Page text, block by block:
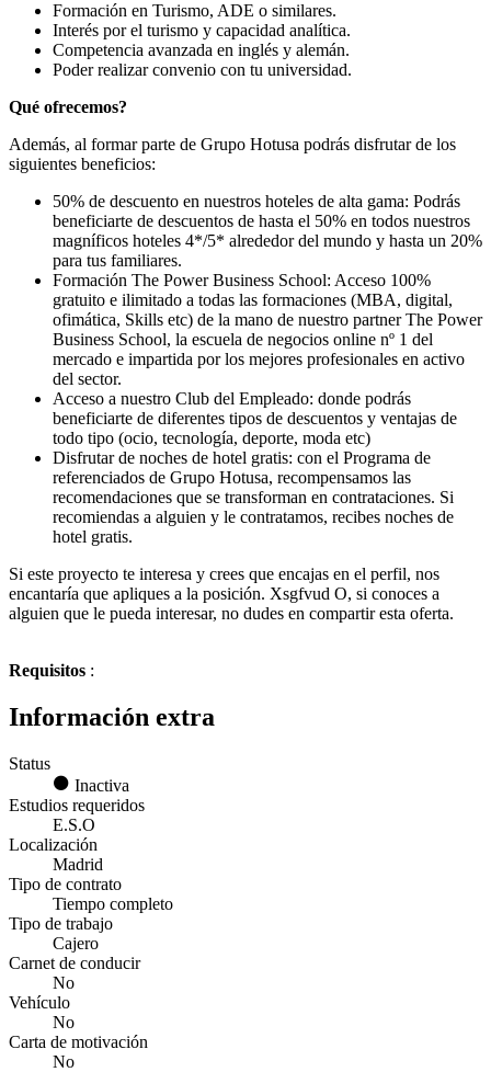
Formación en Turismo, ADE o similares.
Interés por el turismo y capacidad analítica.
Competencia avanzada en inglés y alemán.
Poder realizar convenio con tu universidad.
Qué ofrecemos?
Además, al formar parte de Grupo Hotusa podrás disfrutar de los
siguientes beneficios:
50% de descuento en nuestros hoteles de alta gama: Podrás
beneficiarte de descuentos de hasta el 50% en todos nuestros
magníficos hoteles 4*/5* alrededor del mundo y hasta un 20%
para tus familiares.
Formación The Power Business School: Acceso 100%
gratuito e ilimitado a todas las formaciones (MBA, digital,
ofimática, Skills etc) de la mano de nuestro partner The Power
Business School, la escuela de negocios online nº 1 del
mercado e impartida por los mejores profesionales en activo
del sector.
Acceso a nuestro Club del Empleado: donde podrás
beneficiarte de diferentes tipos de descuentos y ventajas de
todo tipo (ocio, tecnología, deporte, moda etc)
Disfrutar de noches de hotel gratis: con el Programa de
referenciados de Grupo Hotusa, recompensamos las
recomendaciones que se transforman en contrataciones. Si
recomiendas a alguien y le contratamos, recibes noches de
hotel gratis.
Si este proyecto te interesa y crees que encajas en el perfil, nos
encantaría que apliques a la posición. Xsgfvud O, si conoces a
alguien que le pueda interesar, no dudes en compartir esta oferta.
Requisitos :
Información extra
Status
Inactiva
Estudios requeridos
E.S.O
Localización
Madrid
Tipo de contrato
Tiempo completo
Tipo de trabajo
Cajero
Carnet de conducir
No
Vehículo
No
Carta de motivación
No